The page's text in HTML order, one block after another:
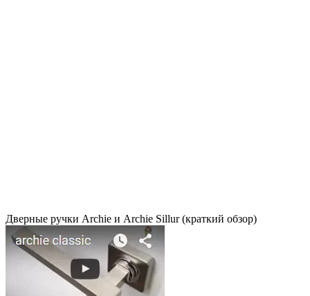
Дверные ручки Archie и Archie Sillur (краткий обзор)